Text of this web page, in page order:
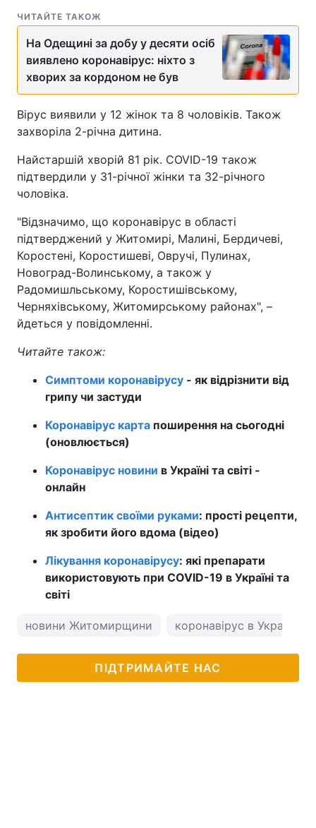
ЧИТАЙТЕ ТАКОЖ
На Одещині за добу у десяти осіб
виявлено коронавірус: ніхто з
хворих за кордоном не був
Вірус виявили у 12 жінок та 8 чоловіків. Також
захворіла 2-річна дитина.
Найстаршій хворій 81 рік. COVID-19 також
підтвердили у 31-річної жінки та 32-річного
чоловіка.
"Відзначимо, що коронавірус в області
підтверджений у Житомирі, Малині, Бердичеві,
Коростені, Коростишеві, Овручі, Пулинах,
Новоград-Волинському, а також у
Радомишльському, Коростишівському,
Черняхівському, Житомирському районах", –
йдеться у повідомленні.
Читайте також:
Симптоми коронавірусу - як відрізнити від
грипу чи застуди
Коронавірус карта поширення на сьогодні
(оновлюється)
Коронавірус новини в Україні та світі -
онлайн
Антисептик своїми руками: прості рецепти,
як зробити його вдома (відео)
Лікування коронавірусу: які препарати
використовують при COVID-19 в Україні та
світі
новини Житомирщини коронавірус в Україні
ПІДТРИМАЙТЕ НАС